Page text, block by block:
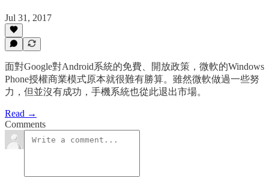
Jul 31, 2017
面對Google對Android系統的免費、開放政策，微軟的Windows
Phone授權商業模式原本就很難有勝算。雖然微軟做過一些努
力，但並沒有成功，手機系統也從此退出市場。
Read →
Comments